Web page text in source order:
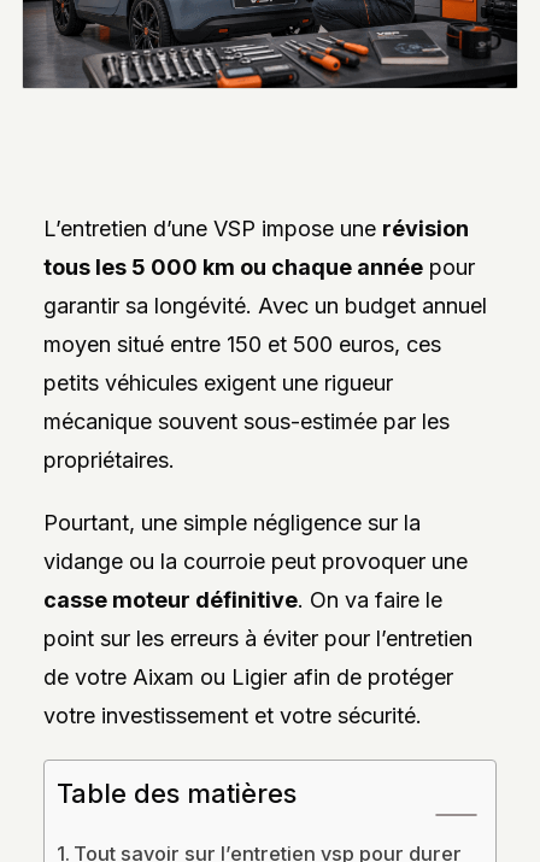
REPORTAGES
PHOTO
INSPIRANTS,
DES
ANALYSES
L’INNOVATION
PERSONNALISATION
AUTO/MOTO.
EST
MIS
SUR
L’EXPLORATION
STYLES,
DES
L’ESTHÉTIQUE
PASSIONNÉS
PROFESSIONNELS.
L’entretien d’une VSP impose une révision
tous les 5 000 km ou chaque annéepour
garantir sa longévité. Avec un budget annuel
moyen situé entre 150 et 500 euros, ces
petits véhicules exigent une rigueur
mécanique souvent sous-estimée par les
propriétaires.
Pourtant, une simple négligence sur la
vidange ou la courroie peut provoquer une
casse moteur définitive. On va faire le
point sur les erreurs à éviter pour l’entretien
de votre Aixam ou Ligier afin de protéger
votre investissement et votre sécurité.
Table des matières
Tout savoir sur l’entretien vsp pour durer